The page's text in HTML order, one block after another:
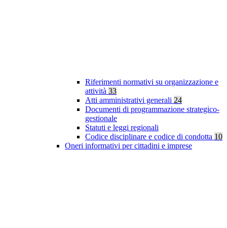
Riferimenti normativi su organizzazione e
attività 33
Atti amministrativi generali 24
Documenti di programmazione strategico-
gestionale
Statuti e leggi regionali
Codice disciplinare e codice di condotta 10
Oneri informativi per cittadini e imprese